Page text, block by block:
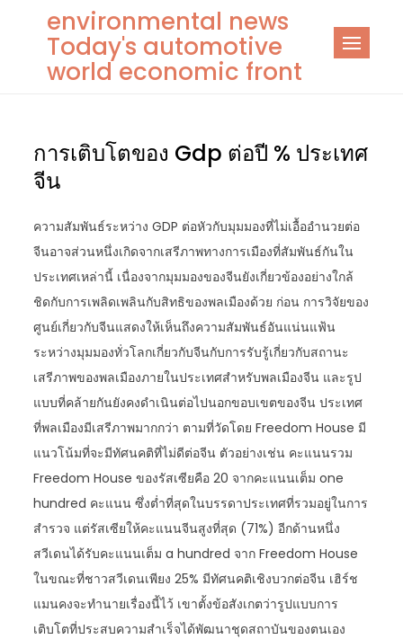
content
environmental news
Today's automotive
world economic front
การเติบโตของ Gdp ต่อปี % ประเทศ
จีน
ความสัมพันธ์ระหว่าง GDP ต่อหัวกับมุมมองที่ไม่เอื้ออำนวยต่อ
จีนอาจส่วนหนึ่งเกิดจากเสรีภาพทางการเมืองที่สัมพันธ์กันใน
ประเทศเหล่านี้ เนื่องจากมุมมองของจีนยังเกี่ยวข้องอย่างใกล้
ชิดกับการเพลิดเพลินกับสิทธิของพลเมืองด้วย ก่อน การวิจัยของ
ศูนย์เกี่ยวกับจีนแสดงให้เห็นถึงความสัมพันธ์อันแน่นแฟ้น
ระหว่างมุมมองทั่วโลกเกี่ยวกับจีนกับการรับรู้เกี่ยวกับสถานะ
เสรีภาพของพลเมืองภายในประเทศสำหรับพลเมืองจีน และรูป
แบบที่คล้ายกันยังคงดำเนินต่อไปนอกขอบเขตของจีน ประเทศ
ที่พลเมืองมีเสรีภาพมากกว่า ตามที่วัดโดย Freedom House มี
แนวโน้มที่จะมีทัศนคติที่ไม่ดีต่อจีน ตัวอย่างเช่น คะแนนรวม
Freedom House ของรัสเซียคือ 20 จากคะแนนเต็ม one
hundred คะแนน ซึ่งต่ำที่สุดในบรรดาประเทศที่รวมอยู่ในการ
สำรวจ แต่รัสเซียให้คะแนนจีนสูงที่สุด (71%) อีกด้านหนึ่ง
สวีเดนได้รับคะแนนเต็ม a hundred จาก Freedom House
ในขณะที่ชาวสวีเดนเพียง 25% มีทัศนคติเชิงบวกต่อจีน เฮิร์ช
แมนคงจะทำนายเรื่องนี้ไว้ เขาตั้งข้อสังเกตว่ารูปแบบการ
เติบโตที่ประสบความสำเร็จได้พัฒนาชุดสถาบันของตนเอง